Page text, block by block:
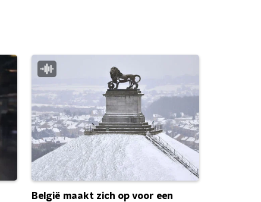
België maakt zich op voor een